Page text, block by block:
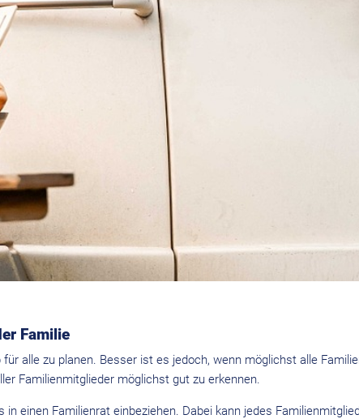
Familie
alle zu planen. Besser ist es jedoch, wenn möglichst alle
Familienmitglieder möglichst gut zu erkennen.
einen Familienrat einbeziehen. Dabei kann jedes